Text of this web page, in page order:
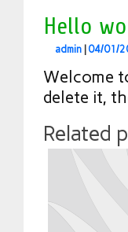
Hello
admin 04/01/
Welcome
delete it,
Related